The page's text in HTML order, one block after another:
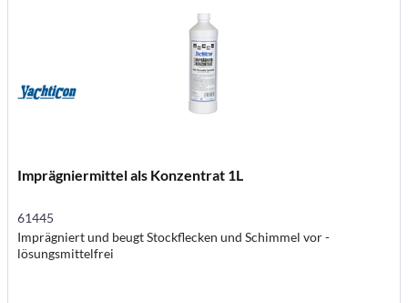
Imprägniermittel als Konzentrat 1L
61445
Imprägniert und beugt Stockflecken und Schimmel vor -
lösungsmittelfrei